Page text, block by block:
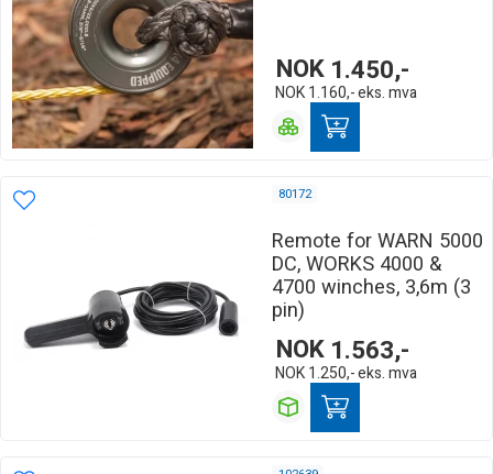
NOK 1.450,-
NOK 1.160,-eks. mva
80172
Remote for WARN 5000
DC, WORKS 4000 &
4700 winches, 3,6m (3
pin)
NOK 1.563,-
NOK 1.250,-eks. mva